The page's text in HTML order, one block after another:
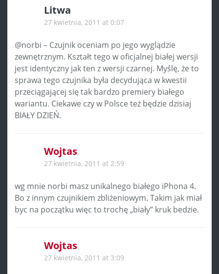
Litwa
27 kwietnia, 2011 at 0:07
@norbi – Czujnik oceniam po jego wyglądzie
zewnętrznym. Kształt tego w oficjalnej białej wersji
jest identyczny jak ten z wersji czarnej. Myślę, że to
sprawa tego czujnika była decydująca w kwestii
przeciągającej się tak bardzo premiery białego
wariantu. Ciekawe czy w Polsce też będzie dzisiaj
BIAŁY DZIEŃ.
Wojtas
27 kwietnia, 2011 at 2:59
wg mnie norbi masz unikalnego białego iPhona 4.
Bo z innym czujnikiem zbliżeniowym. Takim jak miał
byc na początku więc to trochę „biały” kruk bedzie.
Wojtas
27 kwietnia, 2011 at 3:09